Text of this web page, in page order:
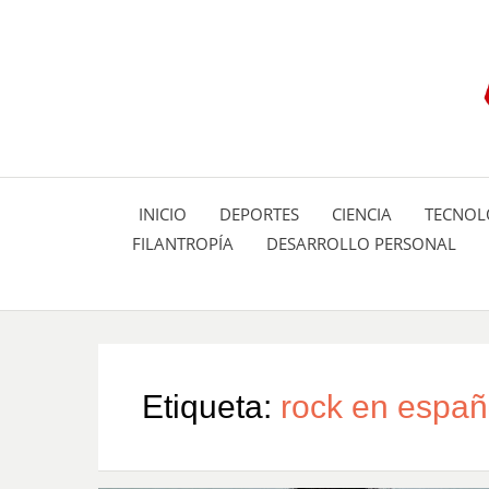
INICIO DEPORTES CIENCIA
FILANTROPÍA
DESARROLLO PERSONAL
Etiqueta: rock en